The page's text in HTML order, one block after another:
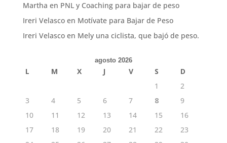
Martha en PNL y Coaching para bajar de peso
Ireri Velascoen Motívate para Bajar de Peso
Ireri Velascoen Mely una ciclista, que bajó de peso.
agosto 2026
L M X J V S
D
1
2
3
4 5 6 7 8
9
10
11 12 13 14 15
16
17
18 19 20 21 22
23